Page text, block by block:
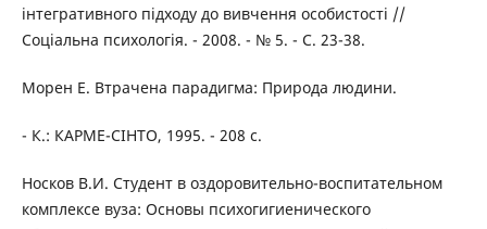
інтегративного підходу до вивчення особистості //
Соціальна психологія. - 2008. - № 5. - С. 23-38.
Морен Е. Втрачена парадигма: Природа людини.
- К.: КАРМЕ-СІНТО, 1995. - 208 с.
Носков В.И. Студент в оздоровительно-воспитательном
комплексе вуза: Основы психогигиенического